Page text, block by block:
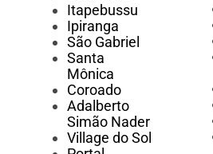
Itapebussu
Ipiranga
São Gabriel
Santa
Mônica
Coroado
Adalberto
Simão Nader
Village do Sol